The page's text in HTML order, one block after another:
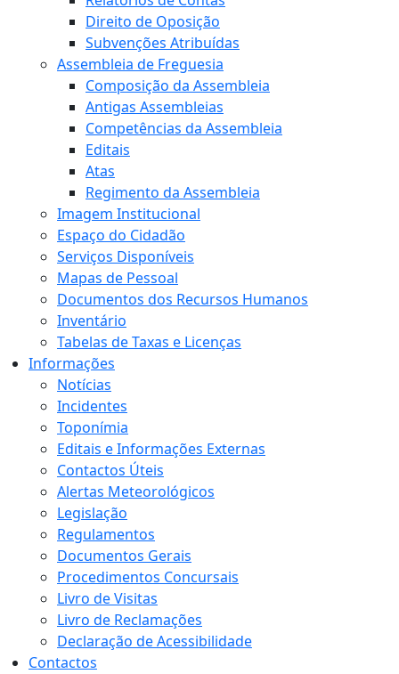
Direito de Oposição
Subvenções Atribuídas
Assembleia de Freguesia
Composição da Assembleia
Antigas Assembleias
Competências da Assembleia
Editais
Atas
Regimento da Assembleia
Imagem Institucional
Espaço do Cidadão
Serviços Disponíveis
Mapas de Pessoal
Documentos dos Recursos Humanos
Inventário
Tabelas de Taxas e Licenças
Informações
Notícias
Incidentes
Toponímia
Editais e Informações Externas
Contactos Úteis
Alertas Meteorológicos
Legislação
Regulamentos
Documentos Gerais
Procedimentos Concursais
Livro de Visitas
Livro de Reclamações
Declaração de Acessibilidade
Contactos